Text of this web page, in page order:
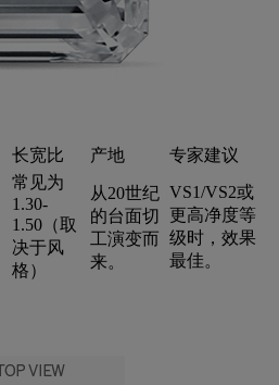
长宽比 产地
专家建议
常见为
1.30-
1.50（取
决于风
格）
从20世纪
的台面切
工演变而
来。
VS1/VS2或
更高净度等
级时，效果
最佳。